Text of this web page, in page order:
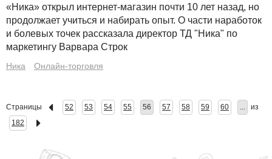
«Ника» открыл интернет-магазин почти 10 лет назад, но
продолжает учиться и набирать опыт. О части наработок
и болевых точек рассказала директор ТД "Ника" по
маркетингу Варвара Строк
Ника Онлайн-торговля
Страницы 52 53 54 55 56 57 58 59 60 ...
из
182